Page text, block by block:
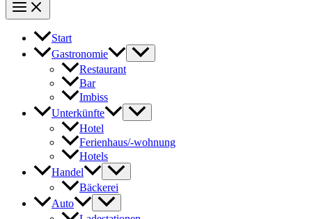
Start
Gastronomie
Restaurant
Bar
Imbiss
Unterkünfte
Hotel
Ferienhaus/-wohnung
Hotels
Handel
Bäckerei
Auto